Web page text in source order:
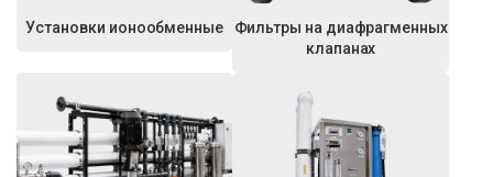
Установки ионообменные
Фильтры на диафрагменных
клапанах